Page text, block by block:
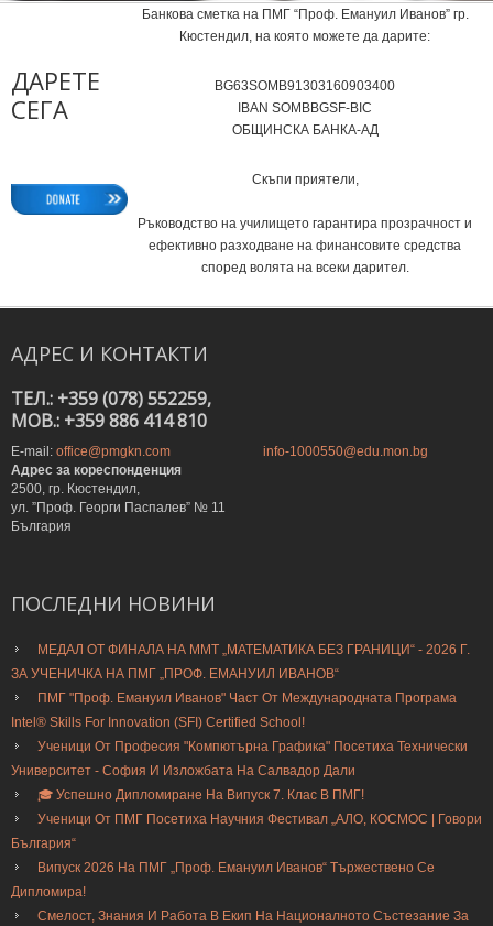
ДАРЕТЕ
СЕГА
Банкова сметка на ПМГ “Проф. Емануил Иванов” гр.
Кюстендил, на която можете да дарите:
BG63SOMB91303160903400
IВAN SOMBBGSF-BIC
ОБЩИНСКА БАНКА-АД
Скъпи приятели,
Ръководство на училището гарантира прозрачност и
ефективно разходване на финансовите средства
според волята на всеки дарител.
АДРЕС И КОНТАКТИ
ТЕЛ.: +359 (078) 552259,
MOB.: +359 886 414 810
E-mail: office@pmgkn.com
info-1000550@edu.mon.bg
Адрес за кореспонденция
2500, гр. Кюстендил,
ул. ”Проф. Георги Паспалев” № 11
България
ПОСЛЕДНИ НОВИНИ
МЕДАЛ ОТ ФИНАЛА НА ММТ „МАТЕМАТИКА БЕЗ ГРАНИЦИ“ - 2026 Г.
ЗА УЧЕНИЧКА НА ПМГ „ПРОФ. ЕМАНУИЛ ИВАНОВ“
ПМГ "Проф. Емануил Иванов" Част От Международната Програма
Intel® Skills For Innovation (SFI) Certified School!
Ученици От Професия "Компютърна Графика" Посетиха Технически
Университет - София И Изложбата На Салвадор Дали
🎓 Успешно Дипломиране На Випуск 7. Клас В ПМГ!
Ученици От ПМГ Посетиха Научния Фестивал „АЛО, КОСМОС | Говори
България“
Випуск 2026 На ПМГ „Проф. Емануил Иванов“ Тържествено Се
Дипломира!
Смелост, Знания И Работа В Екип На Националното Състезание За